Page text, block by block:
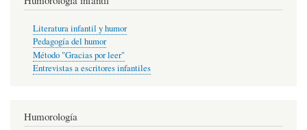
Literatura infantil y humor
Pedagogía del humor
Método "Gracias por leer"
Entrevistas a escritores infantiles
Humorología